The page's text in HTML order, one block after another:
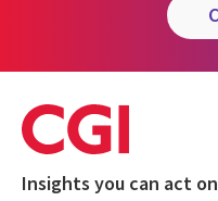
Insights you can act on